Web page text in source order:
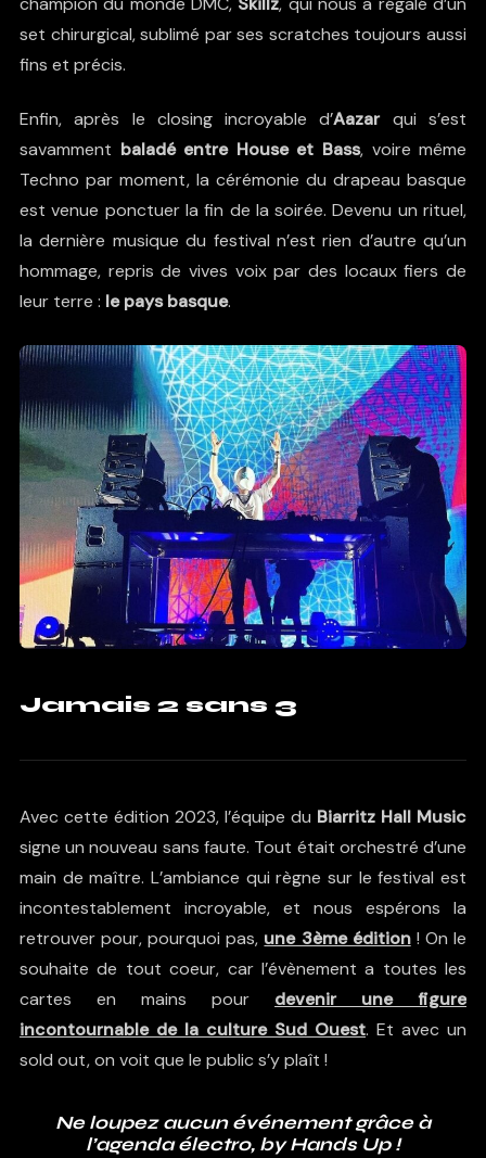
set chirurgical, sublimé par ses scratches toujours aussi
fins et précis.
Enfin, après le closing incroyabled’Aazarqui s’est
savamment baladé entre House et Bass, voire même
Techno par moment, la cérémonie du drapeau basque
est venue ponctuer la fin de la soirée. Devenu un rituel,
la dernière musique du festival n’est rien d’autre qu’un
hommage, repris de vives voix par des locaux fiers de
leur terre : le pays basque.
Jamais 2 sans 3
Avec cette édition 2023, l’équipe du Biarritz Hall Music
signe un nouveau sans faute. Tout était orchestré d’une
main de maître. L’ambiance qui règne sur le festival est
incontestablement incroyable, et nous espérons la
retrouver pour, pourquoi pas, une 3ème édition! On le
souhaite de tout coeur, car l’évènement a toutes les
cartes en mains pour devenir une figure
incontournable de la culture Sud Ouest. Et avec un
sold out, on voit que le public s’y plaît !
Ne loupez aucun événement grâce à
l’agenda électro, by Hands Up !